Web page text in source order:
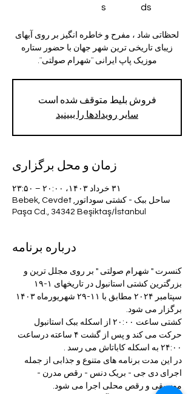
ds
s
لحظاتی شاد ، مفرح و خاطره انگیز بر روی آبهای
زیبای تاریخی ترین شهر جهان با حضور ستاره
موزیک پاپ ایرانی "شهرام صولتی".
فروش بلیط متوقف شده است
سایر رویدادها را ببینید
زمان و محل برگزاری
۳۱ خرداد ۱۴۰۳، ۲۰:۰۰ – ۲۳:۵۰
ساحل ببک - کشتی سوداتور, Bebek, Cevdet
Paşa Cd., 34342 Beşiktaş/İstanbul
درباره برنامه
کنسرت " شهرام صولتی " بر روی مجلل ترین و
برگزار می شود.
کشتی ساعت ۲۰:۰۰ از اسکله ببک استانبول
حرکت می کند و پس از گشت ۴ ساعته درساعت
۲۴:۰۰ به اسکله کاباتاش می رسد .
در این مدت برنامه های متنوع و جذابی از جمله
اجرای دی جی - بریک دنس - رقص مدرن -
موسیقی و رقص محلی اجرا می شود.